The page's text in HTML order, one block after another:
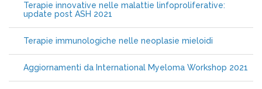
Terapie innovative nelle malattie linfoproliferative:
update post ASH 2021
Terapie immunologiche nelle neoplasie mieloidi
Aggiornamenti da International Myeloma Workshop 2021